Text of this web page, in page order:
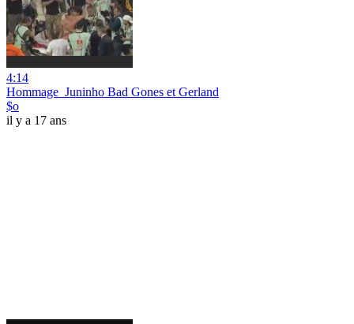
4:14
Hommage_Juninho Bad Gones et Gerland
$o
il y a 17 ans